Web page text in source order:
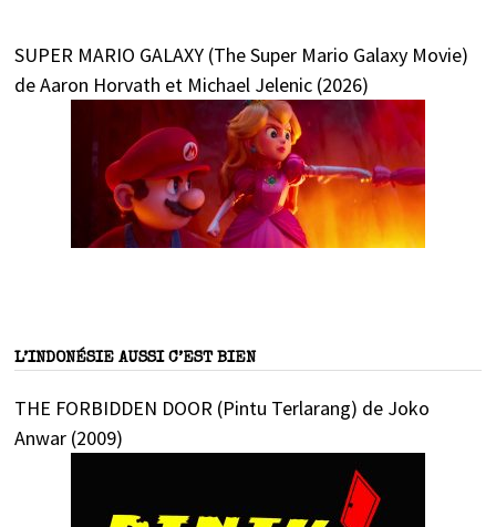
SUPER MARIO GALAXY (The Super Mario Galaxy Movie)
de Aaron Horvath et Michael Jelenic (2026)
L’INDONÉSIE AUSSI C’EST BIEN
THE FORBIDDEN DOOR (Pintu Terlarang) de Joko
Anwar (2009)